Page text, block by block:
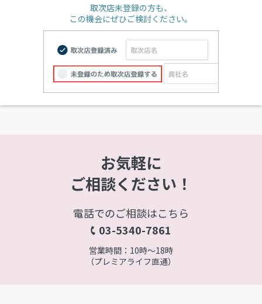
取次店未登録の方も、
この機会にぜひご検討ください。
お気軽に
ご相談ください！
電話でのご相談はこちら
03-5340-7861
営業時間：10時～18時
（プレミアライフ直通）